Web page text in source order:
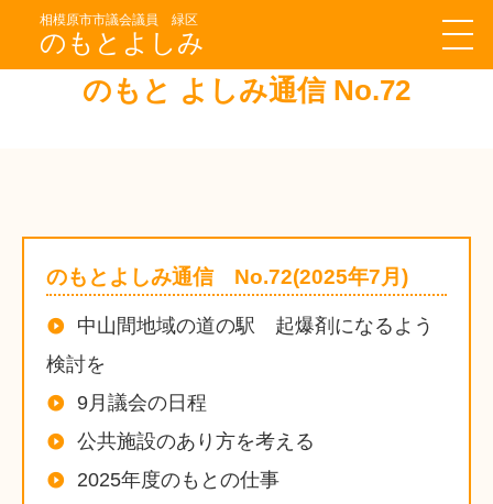
相模原市市議会議員 緑区
のもとよしみ
のもと よしみ通信 No.72
のもとよしみ通信 No.72(2025年7月)
中山間地域の道の駅 起爆剤になるよう
検討を
9月議会の日程
公共施設のあり方を考える
2025年度のもとの仕事